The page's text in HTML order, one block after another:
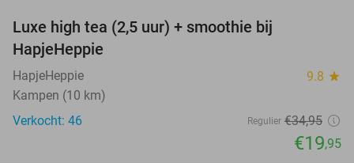
Luxe high tea (2,5 uur) + smoothie bij
HapjeHeppie
HapjeHeppie 9.8 star
Kampen (10 km)
Verkocht: 46
Regulier €34,95
€19,95